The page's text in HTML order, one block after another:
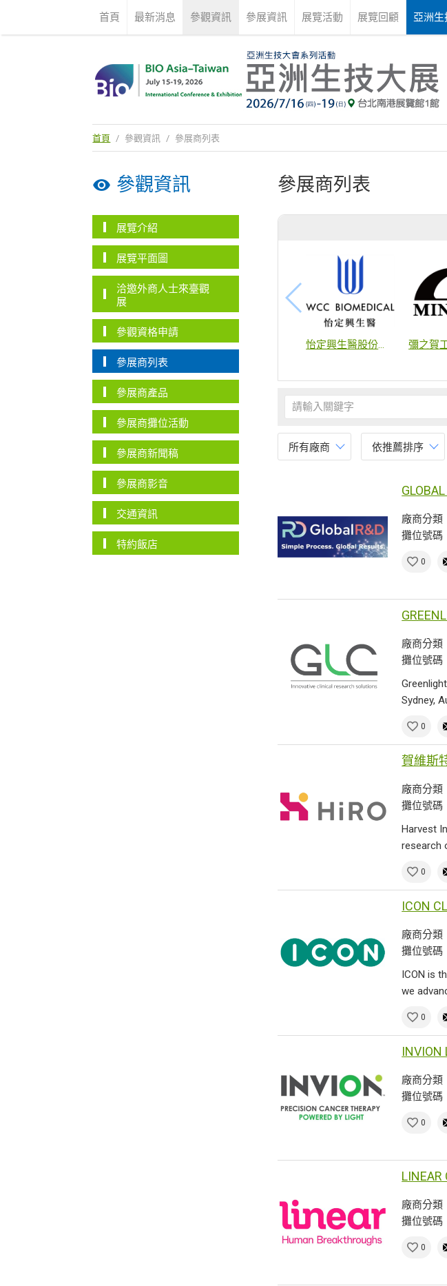
首頁 最新消息 參觀資訊 參展資訊 展覽活動 展覽回顧 亞洲
首頁 / 參觀資訊 / 參展商列表
參觀資訊
展覽介紹
展覽平面圖
洽邀外商人士來臺觀
展
參觀資格申請
參展商列表
參展商產品
參展商攤位活動
參展商新聞稿
參展商影音
交通資訊
特約飯店
參展商列表
怡定興生醫股份有限公司
所有廠商 依推薦排序
廠商分類
攤位號碼
0
廠商分類
攤位號碼
Sydney,
0
賀維斯
廠商分類
攤位號碼
Harvest
research
0
ICON
廠商分類
攤位號碼
ICON is
we
0
INVION
廠商分類
攤位號碼
0
LINEAR
廠商分類
攤位號碼
0